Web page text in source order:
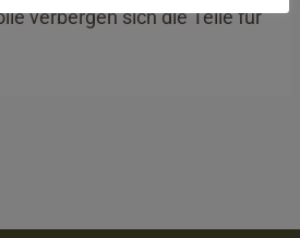
verbergen sich die Teile für